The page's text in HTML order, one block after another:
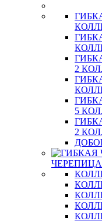
2
5
2
ЧЕРЕПИЦА